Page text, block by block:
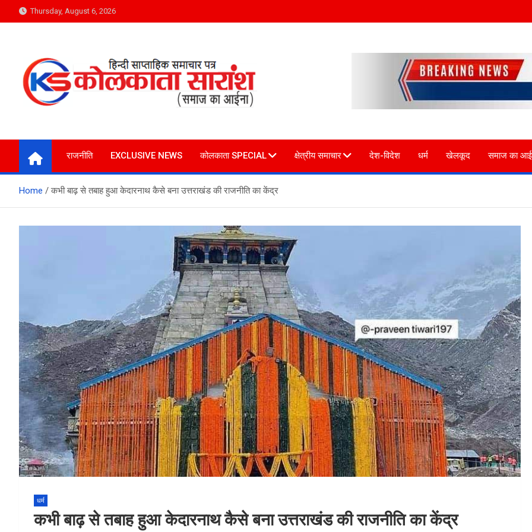
to
Thursday, August 6, 2026
Kolkata Saransh News
राजनीति EXCLUSIVE NEWS कोलकाता SPECIAL क्षेत्रीय समाचार देश-विदेश धर्म खेलकूद समाज का
Home कभी बाढ़ से तबाह हुआ केदारनाथ कैसे बना उत्तराखंड की राजनीति का केंद्र
धर्म
कभी बाढ़ से तबाह हुआ केदारनाथ कैसे बना उत्तराखंड की राजनीति का केंद्र